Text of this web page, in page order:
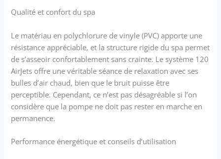
Qualité et confort du spa
Le matériau en polychlorure de vinyle (PVC) apporte une
résistance appréciable, et la structure rigide du spa permet
de s’asseoir confortablement sans crainte. Le système 120
AirJets offre une véritable séance de relaxation avec ses
bulles d’air chaud, bien que le bruit puisse être
perceptible. Cependant, ce n’est pas désagréable si l’on
considère que la pompe ne doit pas rester en marche en
permanence.
Performance énergétique et conseils d’utilisation